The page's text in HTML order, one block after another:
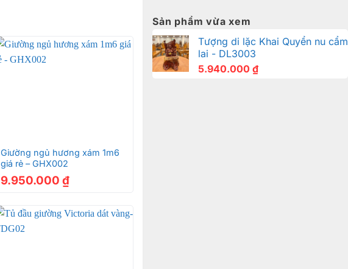
Sản phẩm vừa xem
Tượng di lặc Khai Quyển nu cẩm
lai - DL3003
5.940.000 ₫
Giường ngủ hương xám 1m6
giá rẻ – GHX002
9.950.000 ₫